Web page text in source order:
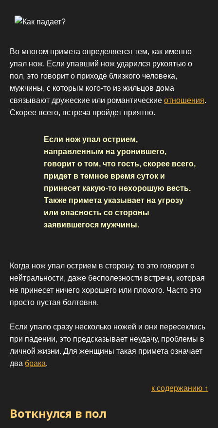
Во многом примета определяется тем, как именно
упал нож. Если упавший нож ударился рукоятью о
пол, это говорит о приходе близкого человека,
мужчины, с которым кого-то из жильцов дома
связывают дружеские или романтические отношения.
Скорее всего, встреча пройдет приятно.
Если нож упал острием,
направленным на уронившего,
говорит о том, что гость, скорее всего,
придет в темное время суток и
принесет какую-то нехорошую весть.
Также примета указывает на угрозу
или опасность со стороны
заявившегося мужчины.
Когда нож упал острием в сторону, то это говорит о
нейтральности, даже бесполезности встречи, которая
не принесет ничего хорошего или плохого. Часто это
просто пустая болтовня.
Если упало сразу несколько ножей и они пересеклись
при падении, это предсказывает неудачу, проблемы в
личной жизни. Для женщины такая примета означает
два брака.
к содержанию ↑
Воткнулся в пол